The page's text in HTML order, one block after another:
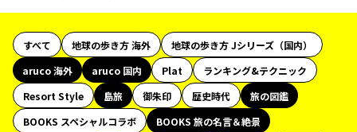
すべて 地球の歩き方 海外
地球の歩き方 Jシリーズ（国内）
aruco 海外
aruco 国内 Plat
ランキング&テクニック
Resort Style
島旅 御朱印 歴史時代
旅の図鑑
BOOKS スペシャルコラボ
BOOKS 旅の名言＆絶景